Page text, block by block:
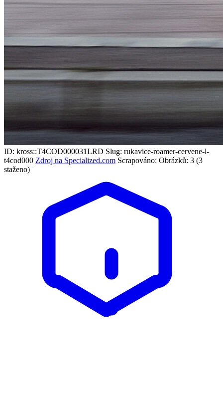
ID: kross::T4COD000031LRD Slug: rukavice-roamer-cervene-l-
t4cod000 Zdroj na Specialized.com Scrapováno: Obrázků: 3 (3
staženo)